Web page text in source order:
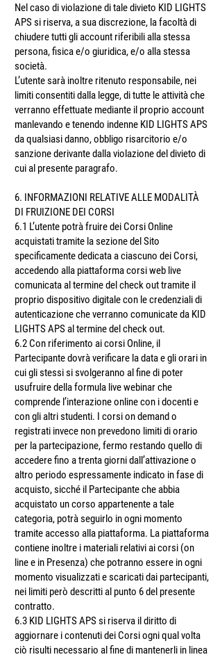
Nel caso di violazione di tale divieto KID LIGHTS
APS si riserva, a sua discrezione, la facoltà di
chiudere tutti gli account riferibili alla stessa
persona, fisica e/o giuridica, e/o alla stessa
società.
L’utente sarà inoltre ritenuto responsabile, nei
limiti consentiti dalla legge, di tutte le attività che
verranno effettuate mediante il proprio account
manlevando e tenendo indenne KID LIGHTS APS
da qualsiasi danno, obbligo risarcitorio e/o
sanzione derivante dalla violazione del divieto di
cui al presente paragrafo.
6. INFORMAZIONI RELATIVE ALLE MODALITÀ
DI FRUIZIONE DEI CORSI
6.1 L’utente potrà fruire dei Corsi Online
acquistati tramite la sezione del Sito
specificamente dedicata a ciascuno dei Corsi,
accedendo alla piattaforma corsi web live
comunicata al termine del check out tramite il
proprio dispositivo digitale con le credenziali di
autenticazione che verranno comunicate da KID
LIGHTS APS al termine del check out.
6.2 Con riferimento ai corsi Online, il
Partecipante dovrà verificare la data e gli orari in
cui gli stessi si svolgeranno al fine di poter
usufruire della formula live webinar che
comprende l’interazione online con i docenti e
con gli altri studenti. I corsi on demand o
registrati invece non prevedono limiti di orario
per la partecipazione, fermo restando quello di
accedere fino a trenta giorni dall’attivazione o
altro periodo espressamente indicato in fase di
acquisto, sicché il Partecipante che abbia
acquistato un corso appartenente a tale
categoria, potrà seguirlo in ogni momento
tramite accesso alla piattaforma. La piattaforma
contiene inoltre i materiali relativi ai corsi (on
line e in Presenza) che potranno essere in ogni
momento visualizzati e scaricati dai partecipanti,
nei limiti però descritti al punto 6 del presente
contratto.
6.3 KID LIGHTS APS si riserva il diritto di
aggiornare i contenuti dei Corsi ogni qual volta
ciò risulti necessario al fine di mantenerli in linea